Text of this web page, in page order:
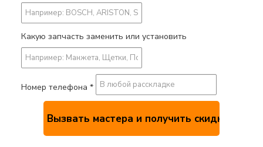
Какую запчасть заменить или установить
Номер телефона *